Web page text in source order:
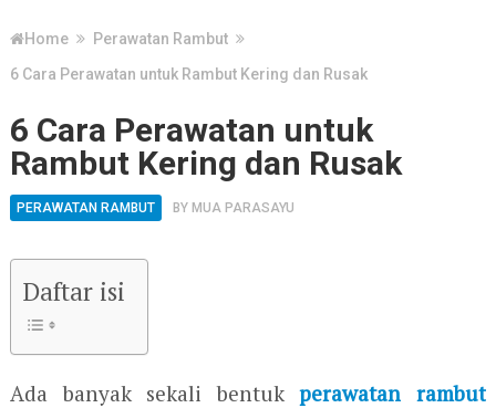
Home
Perawatan Rambut
6 Cara Perawatan untuk Rambut Kering dan Rusak
6 Cara Perawatan untuk
Rambut Kering dan Rusak
PERAWATAN RAMBUT BY MUA PARASAYU
Daftar isi
Ada banyak sekali bentukperawatan rambut